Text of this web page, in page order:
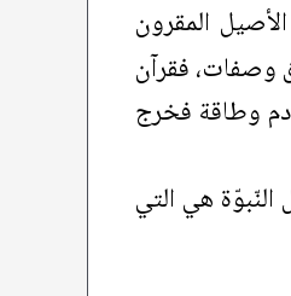
المقرون
وصفات، فقرآن
دم وطاقة فخرج
النّبوّة هي التي